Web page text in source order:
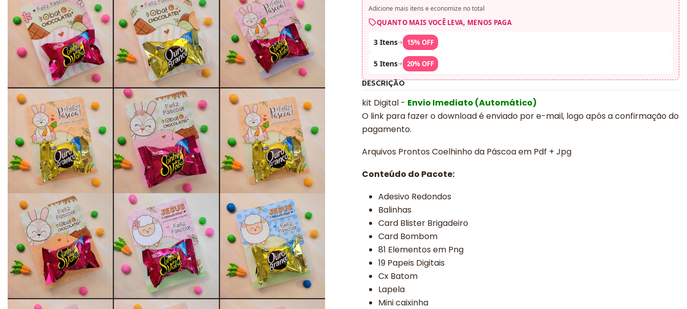
Adicione mais itens e economize no total
QUANTO MAIS VOCÊ LEVA, MENOS PAGA
3 Itens➜ 15% OFF
5 Itens➜ 20% OFF
DESCRIÇÃO
kit Digital - Envio Imediato (Automático)
O link para fazer o download é enviado por e-mail, logo após a confirmação do
pagamento.
Arquivos Prontos Coelhinho da Páscoa em Pdf + Jpg
Conteúdo do Pacote:
Adesivo Redondos
Balinhas
Card Blister Brigadeiro
Card Bombom
81 Elementos em Png
19 Papeis Digitais
Cx Batom
Lapela
Mini caixinha